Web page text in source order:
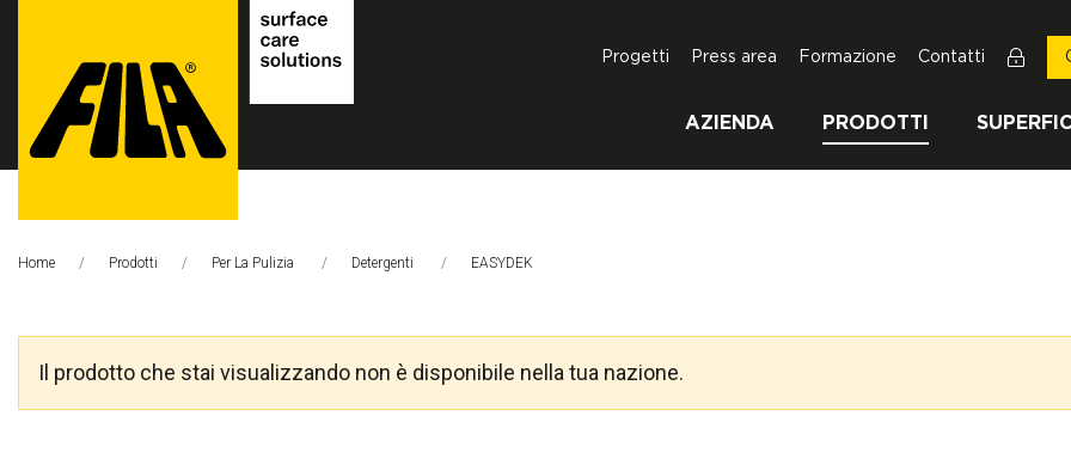
Solutions
AZIENDA PRODOTTI
Progetti Press area Formazione Contatti
Home Prodotti Per La Pulizia Detergenti Pagina Corrente:
EASYDEK
Il prodotto che stai visualizzando non è disponibile nella tua nazione.